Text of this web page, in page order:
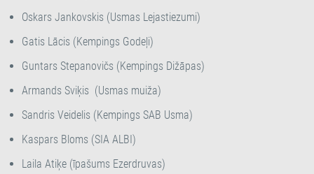
Oskars Jankovskis (Usmas Lejastiezumi)
Gatis Lācis (Kempings Godeļi)
Guntars Stepanovičs (Kempings Dižāpas)
Armands Sviķis (Usmas muiža)
Sandris Veidelis (Kempings SAB Usma)
Kaspars Bloms (SIA ALBI)
Laila Atiķe (īpašums Ezerdruvas)